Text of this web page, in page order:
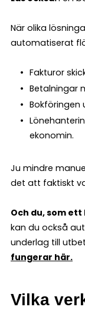
När olika
automatiserat
Fakturor
Betalningar
Bokföringen
ekonomin.
Ju mindre
det att faktiskt
Och du, som
kan du också
underlag till
fungerar här.
Vilka